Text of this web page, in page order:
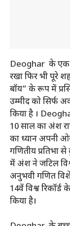
Deoghar के एक
रखा फिर भी पूरे
बॉय” के रूप में
उम्मीद को सिर्फ
किया है ।
10 साल का अंश
का ध्यान अपनी
गणितीय प्रतिभा
में अंश ने जटिल
अनुभवी गणित
14वें विश्व
किया है।